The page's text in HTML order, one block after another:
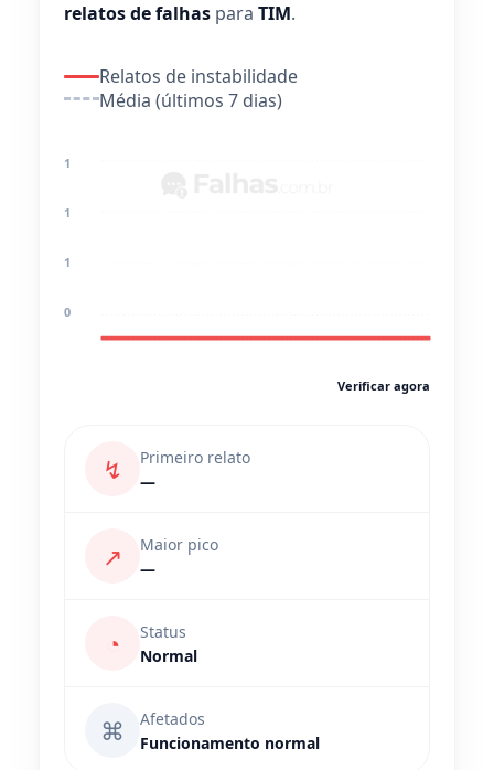
relatos de falhas para TIM.
Relatos de instabilidade
Média (últimos 7 dias)
1
1
1
0
Verificar agora
↯
Primeiro relato
—
↗
Maior pico
—
◔
Status
Normal
⌘
Afetados
Funcionamento normal